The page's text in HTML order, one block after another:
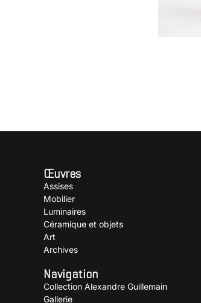
Œuvres
Assises
Mobilier
Luminaires
Céramique et objets
Art
Archives
Navigation
Collection Alexandre Guillemain
Gallerie